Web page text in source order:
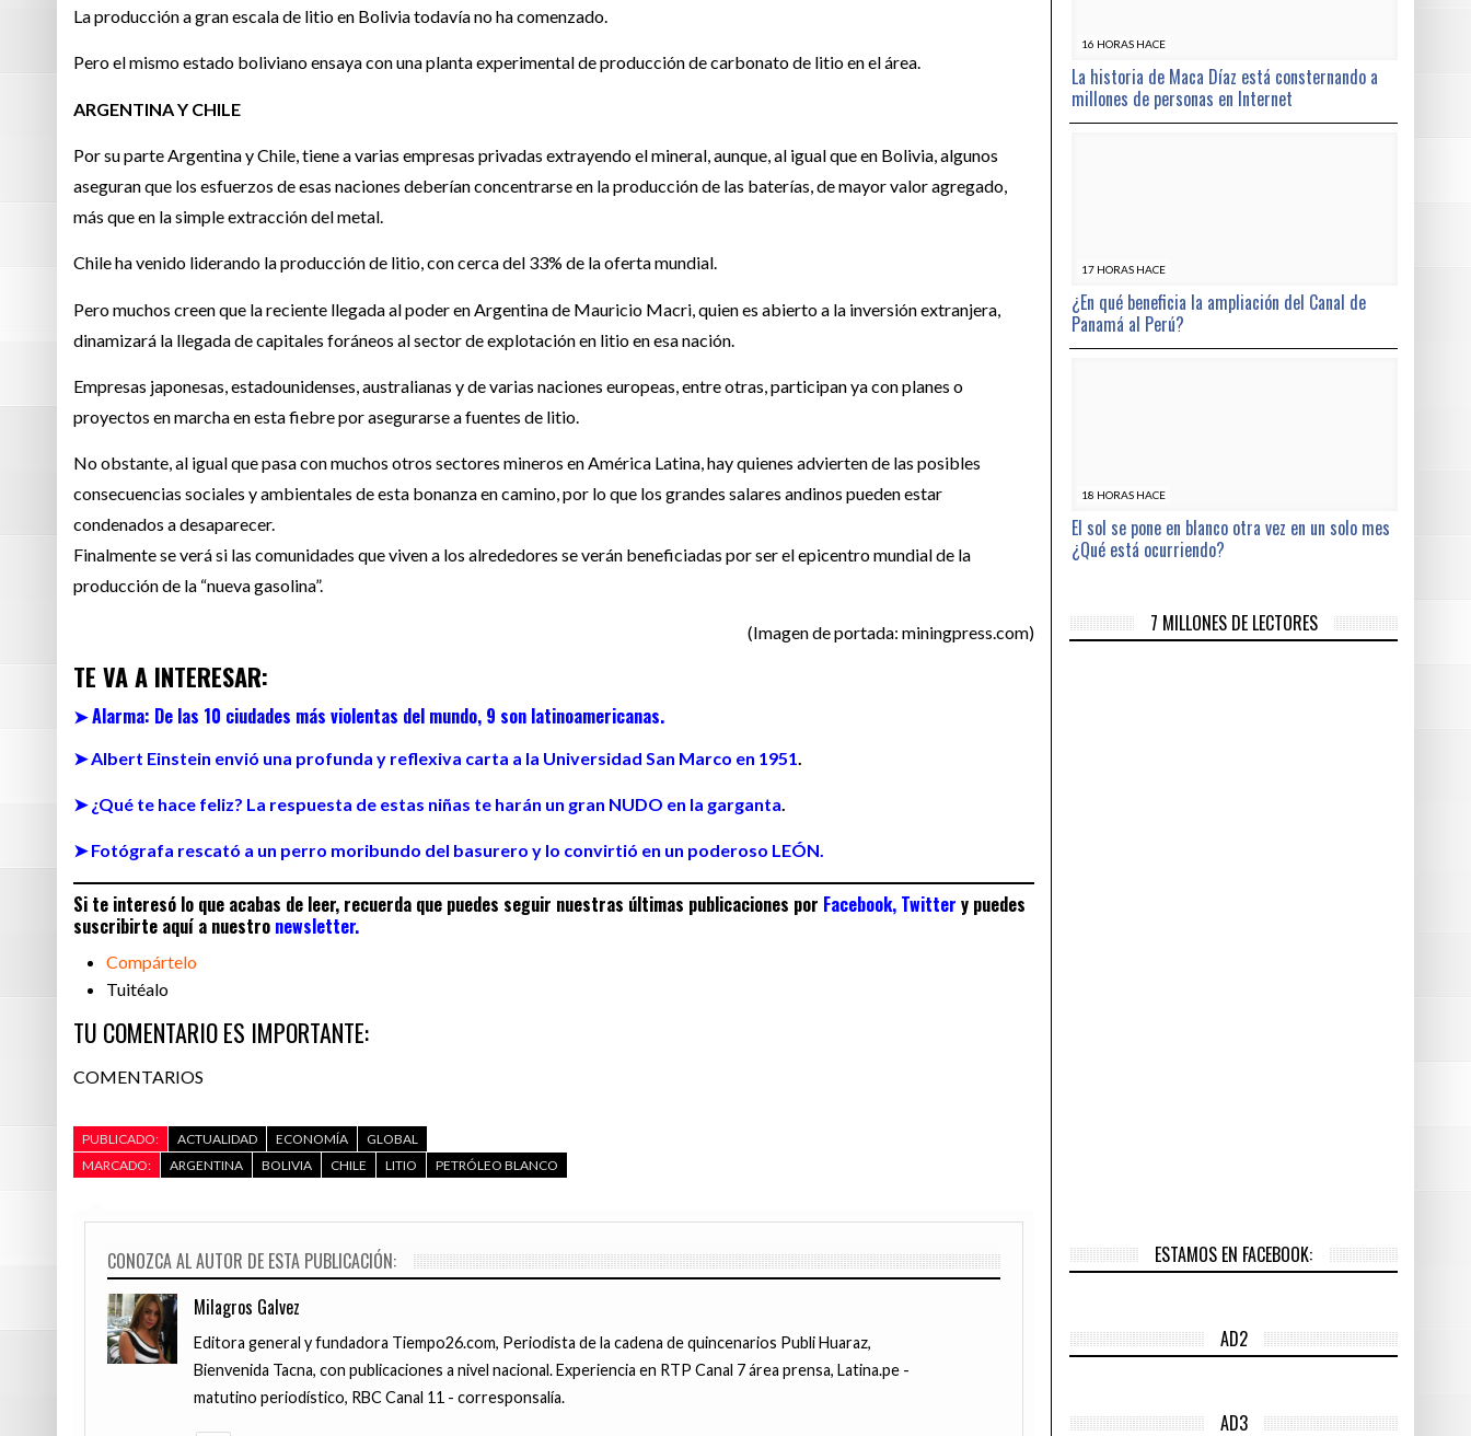
La producción a gran escala de litio en Bolivia todavía no ha comenzado.
Pero el mismo estado boliviano ensaya con una planta experimental de producción de carbonato de litio en el área.
ARGENTINA Y CHILE
Por su parte Argentina y Chile, tiene a varias empresas privadas extrayendo el mineral, aunque, al igual que en Bolivia, algunos
aseguran que los esfuerzos de esas naciones deberían concentrarse en la producción de las baterías, de mayor valor agregado,
más que en la simple extracción del metal.
Chile ha venido liderando la producción de litio, con cerca del 33% de la oferta mundial.
Pero muchos creen que la reciente llegada al poder en Argentina de Mauricio Macri, quien es abierto a la inversión extranjera,
dinamizará la llegada de capitales foráneos al sector de explotación en litio en esa nación.
Empresas japonesas, estadounidenses, australianas y de varias naciones europeas, entre otras, participan ya con planes o
proyectos en marcha en esta fiebre por asegurarse a fuentes de litio.
No obstante, al igual que pasa con muchos otros sectores mineros en América Latina, hay quienes advierten de las posibles
consecuencias sociales y ambientales de esta bonanza en camino, por lo que los grandes salares andinos pueden estar
condenados a desaparecer.
Finalmente se verá si las comunidades que viven a los alrededores se verán beneficiadas por ser el epicentro mundial de la
producción de la “nueva gasolina”.
(Imagen de portada: miningpress.com)
TE VA A INTERESAR:
➤ Alarma: De las 10 ciudades más violentas del mundo, 9 son latinoamericanas.
➤ Albert Einstein envió una profunda y reflexiva carta a la Universidad San Marco en 1951
➤ ¿Qué te hace feliz? La respuesta de estas niñas te harán un gran NUDO en la garganta.
➤ Fotógrafa rescató a un perro moribundo del basurero y lo convirtió en un poderoso LEÓN.
Si te interesó lo que acabas de leer, recuerda que puedes seguir nuestras últimas publicaciones por Facebook, Twitter y puedes
suscribirte aquí a nuestro newsletter.
Compártelo
Tuitéalo
TU COMENTARIO ES IMPORTANTE:
COMENTARIOS
PUBLICADO: ACTUALIDAD ECONOMÍA
GLOBAL
MARCADO:
ARGENTINA BOLIVIA CHILE LITIO PETRÓLEO BLANCO
CONOZCA AL AUTOR DE ESTA PUBLICACIÓN:
Milagros Galvez
Editora general y fundadora Tiempo26.com, Periodista de la cadena de quincenarios Publi Huaraz,
Bienvenida Tacna, con publicaciones a nivel nacional. Experiencia en RTP Canal 7 área prensa, Latina.pe -
matutino periodístico, RBC Canal 11 - corresponsalía.
16 HORAS HACE
La historia de Maca Díaz está consternando a
millones de personas en Internet
17 HORAS HACE
¿En qué beneficia la ampliación del Canal de
Panamá al Perú?
18 HORAS HACE
El sol se pone en blanco otra vez en un solo mes
¿Qué está ocurriendo?
7 MILLONES DE LECTORES
ESTAMOS EN FACEBOOK:
AD2
AD3